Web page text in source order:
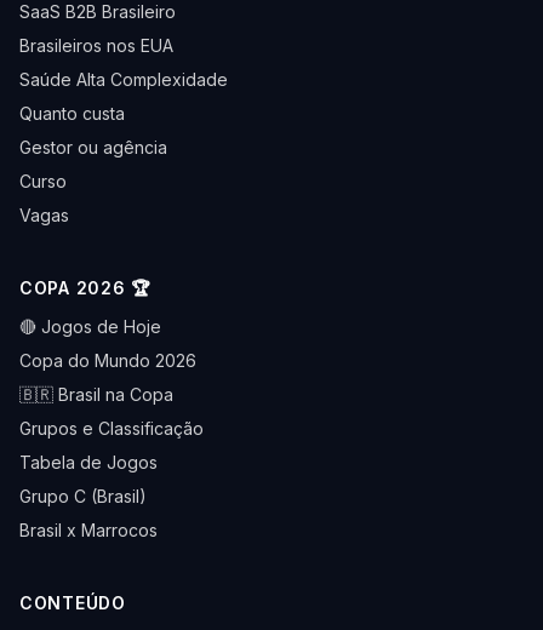
SaaS B2B Brasileiro
Brasileiros nos EUA
Saúde Alta Complexidade
Quanto custa
Gestor ou agência
Curso
Vagas
COPA 2026 🏆
🔴 Jogos de Hoje
Copa do Mundo 2026
🇧🇷 Brasil na Copa
Grupos e Classificação
Tabela de Jogos
Grupo C (Brasil)
Brasil x Marrocos
CONTEÚDO